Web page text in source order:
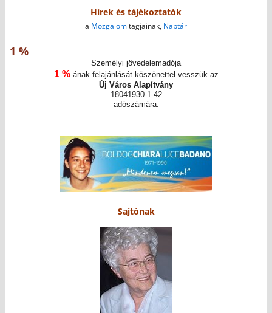
Hírek és tájékoztatók
a Mozgalomtagjainak, Naptár
1 %
Személyi jövedelemadója
1 %-ának felajánlását köszönettel vesszük az
Új Város Alapítvány
18041930-1-42
adószámára.
Sajtónak